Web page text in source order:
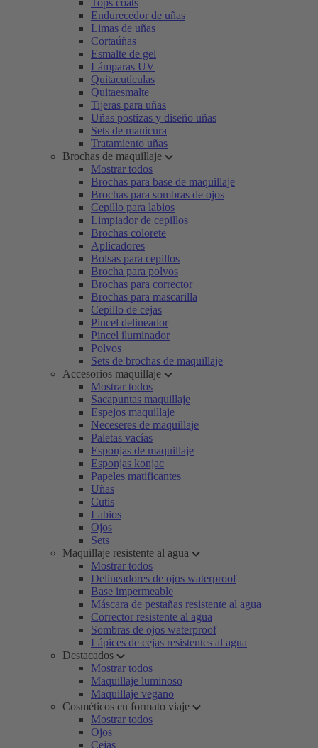
Tops coats
Endurecedor de uñas
Limas de uñas
Cortaúñas
Esmalte de gel
Lámparas UV
Quitacutículas
Quitaesmalte
Tijeras para uñas
Uñas postizas y diseño uñas
Sets de manicura
Tratamiento uñas
Brochas de maquillaje
Mostrar todos
Brochas para base de maquillaje
Brochas para sombras de ojos
Cepillo para labios
Limpiador de cepillos
Brochas colorete
Aplicadores
Bolsas para cepillos
Brocha para polvos
Brochas para corrector
Brochas para mascarilla
Cepillo de cejas
Pincel delineador
Pincel iluminador
Polvos
Sets de brochas de maquillaje
Accesorios maquillaje
Mostrar todos
Sacapuntas maquillaje
Espejos maquillaje
Neceseres de maquillaje
Paletas vacías
Esponjas de maquillaje
Esponjas konjac
Papeles matificantes
Uñas
Cutis
Labios
Ojos
Sets
Maquillaje resistente al agua
Mostrar todos
Delineadores de ojos waterproof
Base impermeable
Máscara de pestañas resistente al agua
Corrector resistente al agua
Sombras de ojos waterproof
Lápices de cejas resistentes al agua
Destacados
Mostrar todos
Maquillaje luminoso
Maquillaje vegano
Cosméticos en formato viaje
Mostrar todos
Ojos
Cejas